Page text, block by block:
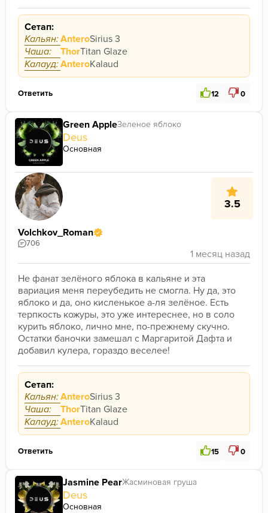
Сетап:
Кальян:AnteroSirius 3
Чаша:
ThorTitan Glaze
Калауд:AnteroKalaud
Ответить 12 0
Green AppleЗеленое яблоко
Deus
Основная
3.5
Volchkov_Roman
706
Не фанат зелёного яблока в кальяне и эта
вариация меня переубедить не смогла. Ну да, это
яблоко и да, оно кисленькое а-ля зелёное. Есть
терпкость кожуры, это уже интереснее, но в соло
курить яблоко, лично мне, по-прежнему скучно.
Остатки баночки замешал с Маргаритой Дафта и
добавил кулера, гораздо веселее!
Сетап:
Кальян:AnteroSirius 3
Чаша:
ThorTitan Glaze
Калауд:AnteroKalaud
Ответить 15 0
Jasmine PearЖасминовая груша
Deus
Основная